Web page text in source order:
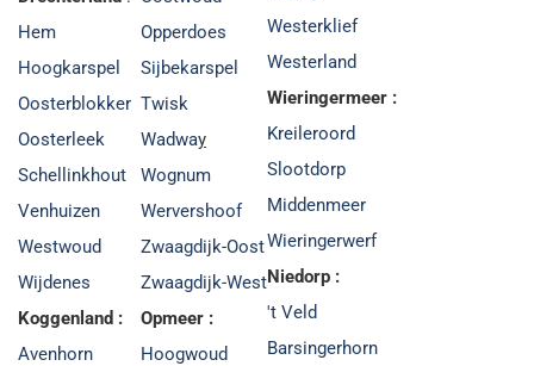
Hem
Hoogkarspel
Oosterblokker
Oosterleek
Schellinkhout
Venhuizen
Westwoud
Wijdenes
Koggenland :
Avenhorn
Opperdoes
Sijbekarspel
Twisk
Wadway
Wognum
Wervershoof
Zwaagdijk-Oost
Zwaagdijk-West
Opmeer :
Hoogwoud
Westerklief
Westerland
Wieringermeer :
Kreileroord
Slootdorp
Middenmeer
Wieringerwerf
Niedorp :
't Veld
Barsingerhorn